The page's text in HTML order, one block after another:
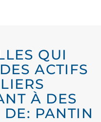
QUI
ACTIFS
À DES
DE: PANTIN